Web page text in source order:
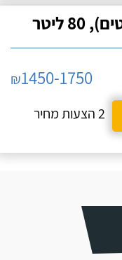
₪1450-1750
2 הצעות מחיר